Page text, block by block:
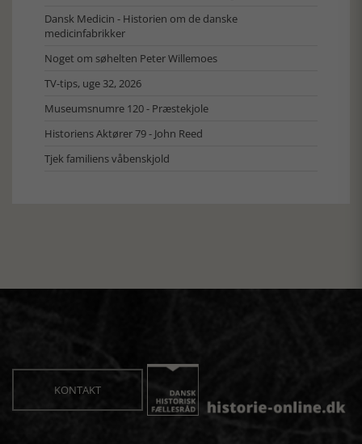
Dansk Medicin - Historien om de danske
medicinfabrikker
Noget om søhelten Peter Willemoes
TV-tips, uge 32, 2026
Museumsnumre 120 - Præstekjole
Historiens Aktører 79 - John Reed
Tjek familiens våbenskjold
KONTAKT